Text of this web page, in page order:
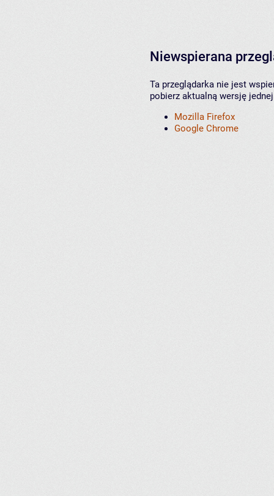
Niewspierana
Ta przeglądarka nie jest
pobierz aktualną wersję
Mozilla Firefox
Google Chrome